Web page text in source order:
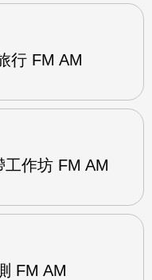
行 FM AM
作坊 FM AM
FM AM